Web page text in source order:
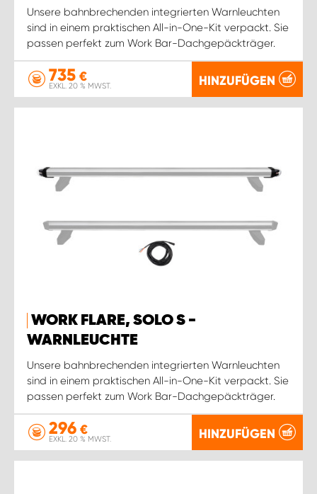
Unsere bahnbrechenden integrierten Warnleuchten
sind in einem praktischen All-in-One-Kit verpackt. Sie
passen perfekt zum Work Bar-Dachgepäckträger.
735 €
EXKL. 20 % MWST. HINZUFÜGEN
WORK FLARE, SOLO S -
WARNLEUCHTE
Unsere bahnbrechenden integrierten Warnleuchten
sind in einem praktischen All-in-One-Kit verpackt. Sie
passen perfekt zum Work Bar-Dachgepäckträger.
296 €
EXKL. 20 % MWST. HINZUFÜGEN